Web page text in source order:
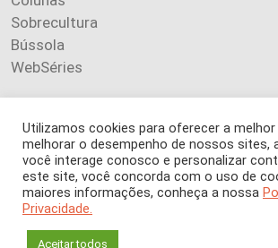
Sobrecultura
Bússola
WebSéries
Copyright 2026 INSTITUTO CIÊNCIA
reservados.
Os artigos publicados na revista refletem
É proibida a reprodução, integral ou parcial,
Utilizamos cookies para oferecer a melhor
melhorar o desempenho de nossos sites,
você interage conosco e personalizar
este site, você concorda com o uso de
maiores informações, conheça a nossa
Privacidade.
Aceitar todos